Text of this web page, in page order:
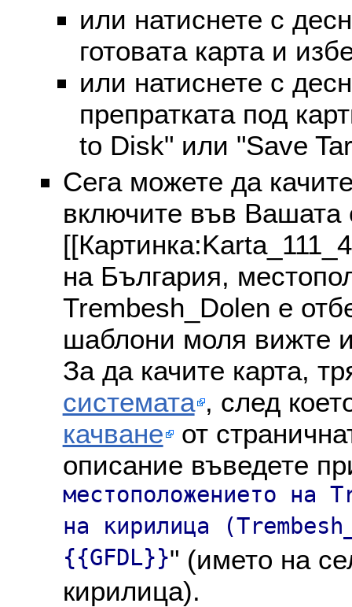
или натиснете с
готовата карта и
или натиснете с
препратката под
to Disk" или "Save
Сега можете да
включите във Вашата
на България,
Trembesh_Dolen е
шаблони моля вижте
За да качите карта,
системата , след
качване от
описание въведете
местоположението на
на кирилица
{{GFDL}}" (името на
кирилица).